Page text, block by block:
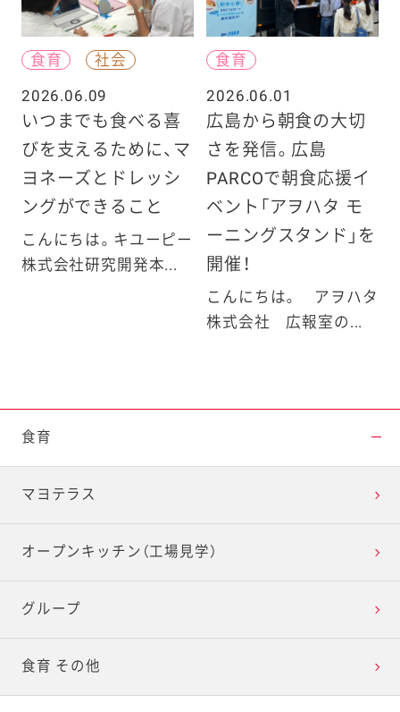
食育
社会
2026.06.09
いつまでも食べる喜
びを支えるために、マ
ヨネーズとドレッシ
ングができること
こんにちは。キユーピー
株式会社研究開発本...
食育
2026.06.01
広島から朝食の大切
さを発信。広島
PARCOで朝食応援イ
ベント「アヲハタ モ
ーニングスタンド」を
開催！
こんにちは。 アヲハタ
株式会社 広報室の...
食育
マヨテラス
オープンキッチン（工場見学）
グループ
食育 その他